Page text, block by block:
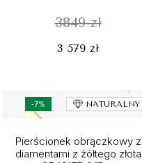
3849 zł
3 579 zł
-7% NATURALNY
Pierścionek obrączkowy z
diamentami z żółtego złota